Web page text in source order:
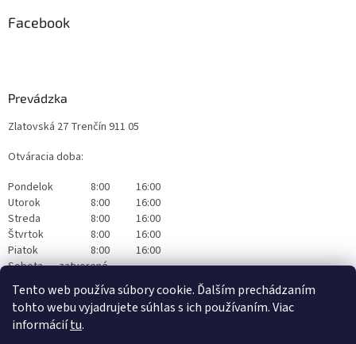
Tento web používa súbory cookie. Ďalším prechádzaním
tohto webu vyjadrujete súhlas s ich používaním. Viac
informáciítu.
Facebook
Prevádzka
Zlatovská 27 Trenčín 911 05
Otváracia doba:
Pondelok
8:00
16:00
Utorok
8:00
16:00
Streda
8:00
16:00
Štvrtok
8:00
16:00
Piatok
8:00
16:00
Sobota
zatvorené
Nedeľa
zatvorené